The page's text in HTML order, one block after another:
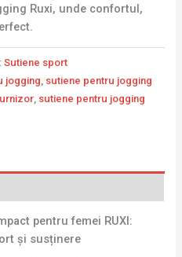
Ruxi, unde confortul,
Sutiene sport
jogging sutiene pentru jogging
sutiene pentru jogging
pentru femei RUXI:
și susținere